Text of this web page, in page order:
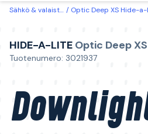
Sähkö & valaistus Optic Deep XS Hide-a-
HIDE-A-LITE Optic Deep XS
Tuotenumero: 3021937